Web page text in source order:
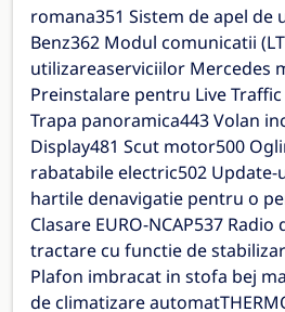
romana351 Sistem de apel de
Benz362 Modul comunicatii
utilizareaserviciilor Mercedes
Preinstalare pentru Live
Trapa panoramica443 Volan
Display481 Scut motor500
rabatabile electric502
hartile denavigatie pentru o
Clasare EURO-NCAP537
tractare cu functie de
Plafon imbracat in stofa bej
de climatizare